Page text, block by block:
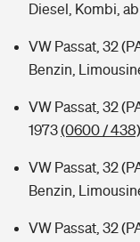
Kinderunfall-
Typklassen: So ist
Sie haben Fragen?
Diesel, Kombi,
VW Passat, 32
Benzin,
VW Passat, 32
1973(0600 / 438)
VW Passat, 32
Benzin,
VW Passat, 32